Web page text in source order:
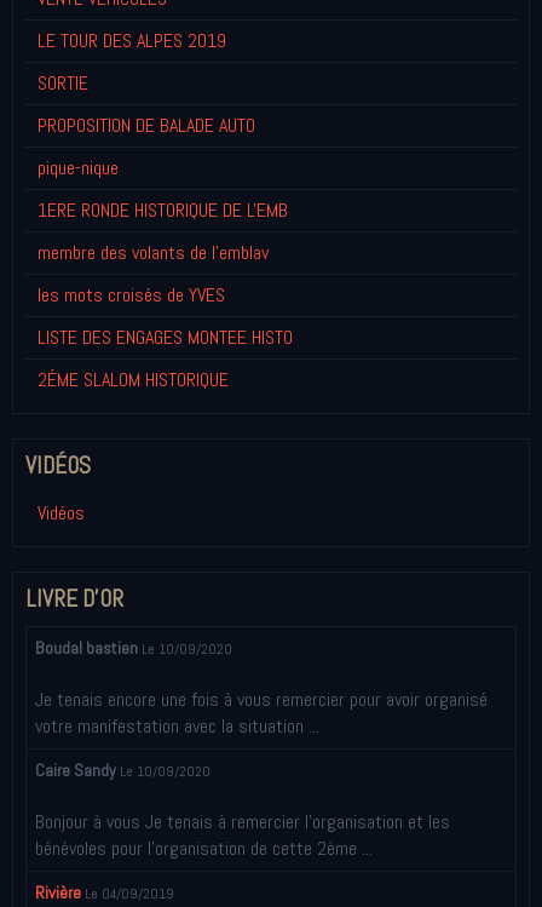
LE TOUR DES ALPES 2019
SORTIE
PROPOSITION DE BALADE AUTO
pique-nique
1ERE RONDE HISTORIQUE DE L'EMB
membre des volants de l'emblav
les mots croisés de YVES
LISTE DES ENGAGES MONTEE HISTO
2ÉME SLALOM HISTORIQUE
VIDÉOS
Vidéos
LIVRE D'OR
Boudal bastien Le 10/09/2020
Je tenais encore une fois à vous remercier pour avoir organisé
votre manifestation avec la situation ...
Caire Sandy Le 10/09/2020
Bonjour à vous Je tenais à remercier l’organisation et les
bénévoles pour l’organisation de cette 2ème ...
Rivière Le 04/09/2019